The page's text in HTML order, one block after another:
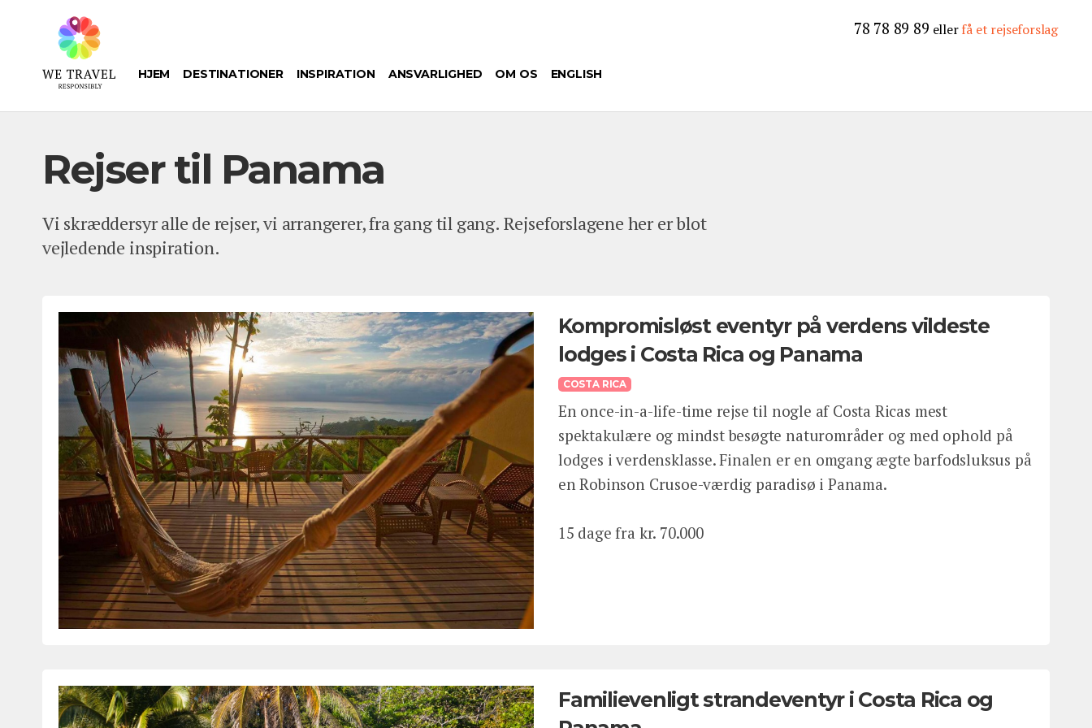
hovedindhold
HJEM DESTINATIONER INSPIRATION ANSVARLIGHED OM OS ENGLISH
78 78 89 89 ellerfå et rejseforslag
Rejser til Panama
Vi skræddersyr alle de rejser, vi arrangerer, fra gang til gang. Rejseforslagene her er blot
vejledende inspiration.
Kompromisløst eventyr på verdens vildeste
lodges i Costa Rica og Panama
COSTA RICA
En once-in-a-life-time rejse til nogle af Costa Ricas mest
spektakulære og mindst besøgte naturområder og med ophold på
lodges i verdensklasse. Finalen er en omgang ægte barfodsluksus på
en Robinson Crusoe-værdig paradisø i Panama.
15 dage fra kr. 70.000
Familievenligt strandeventyr i Costa Rica og